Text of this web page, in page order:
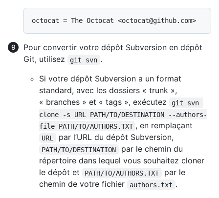
Pour convertir votre dépôt Subversion en dépôt
Git, utilisez
git svn .
Si votre dépôt Subversion a un format
standard, avec les dossiers « trunk »,
« branches » et « tags », exécutez
git svn
clone -s URL PATH/TO/DESTINATION --authors-
file PATH/TO/AUTHORS.TXT , en remplaçant
URL par l’URL du dépôt Subversion,
PATH/TO/DESTINATION
par le chemin du
répertoire dans lequel vous souhaitez cloner
le dépôt et
PATH/TO/AUTHORS.TXT
par le
chemin de votre fichier
authors.txt .